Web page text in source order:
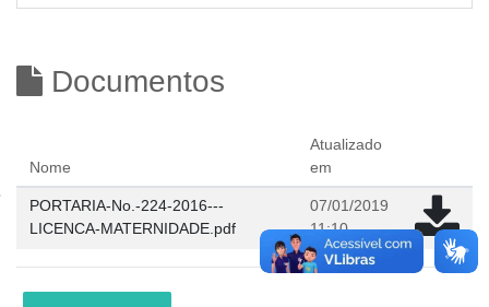
Documentos
Nome
Atualizado
em
PORTARIA-No.-224-2016---
LICENCA-MATERNIDADE.pdf
07/01/2019
11:10